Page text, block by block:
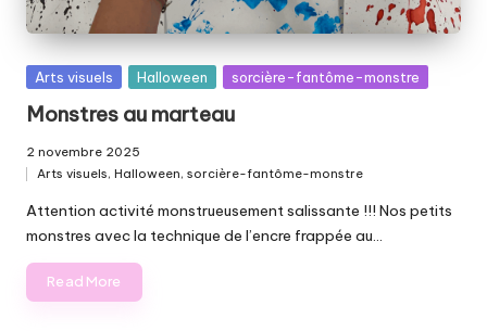
Posted
Arts visuels Halloween sorcière-fantôme-monstre
Monstres au marteau
2 novembre 2025
in
Arts visuels, Halloween, sorcière-fantôme-monstre
Attention activité monstrueusement salissante !!! Nos petits
monstres avec la technique de l’encre frappée au…
Read More